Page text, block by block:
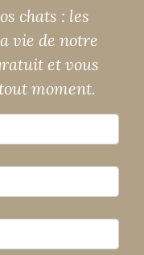
chats : les
vie de notre
et vous
moment.